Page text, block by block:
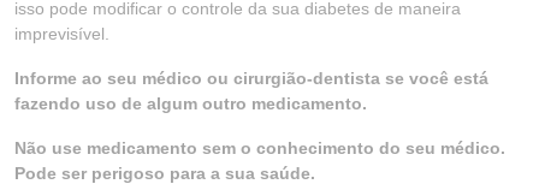
isso pode modificar o controle da sua diabetes de maneira
imprevisível.
Informe ao seu médico ou cirurgião-dentista se você está
fazendo uso de algum outro medicamento.
Não use medicamento sem o conhecimento do seu médico.
Pode ser perigoso para a sua saúde.